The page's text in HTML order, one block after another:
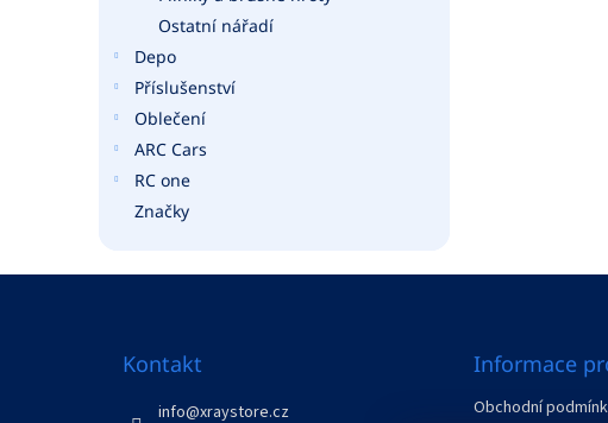
Ostatní nářadí
Depo
Příslušenství
Oblečení
ARC Cars
RC one
Značky
Kontakt
info@xraystore.cz
Informace
Obchodní